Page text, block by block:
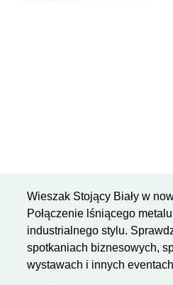
Wieszak Stojący Biały w
Połączenie lśniącego
industrialnego stylu.
spotkaniach biznesowych,
wystawach i innych